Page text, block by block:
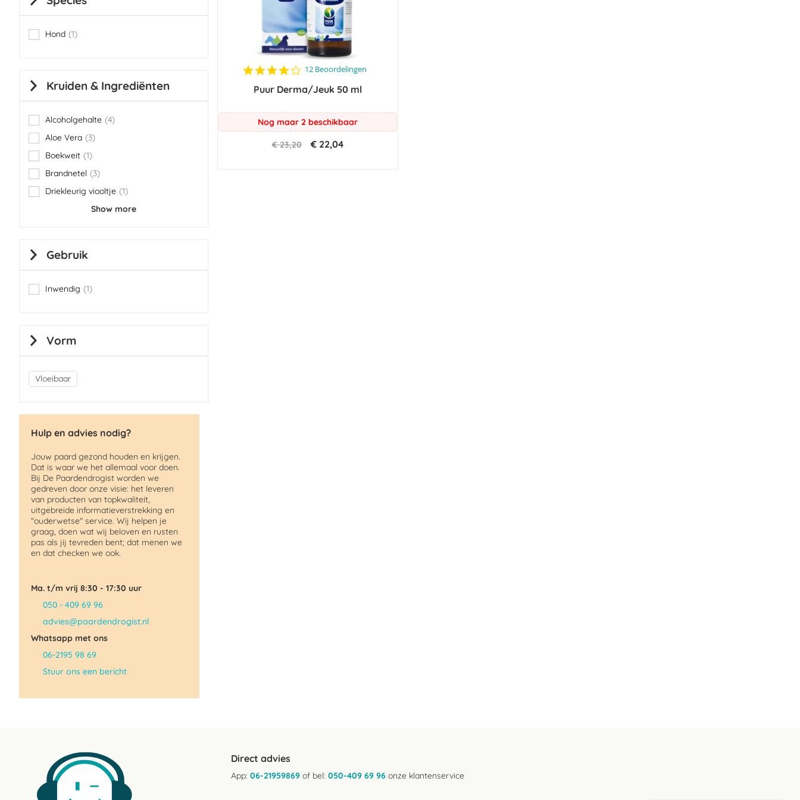
4.2
rating
12 Beoordelingen
Puur Derma/Jeuk 50 ml
Nog maar 2 beschikbaar
€ 23,20 € 22,04
Hond 1
item
Kruiden & Ingrediënten
Alcoholgehalte 4
items
Aloe Vera
3
items
Boekweit 1
item
Brandnetel
3
items
Driekleurig viooltje 1
item
Show more
Gebruik
Inwendig 1
item
Vorm
Vloeibaar
Hulp en advies nodig?
Jouw paard gezond houden en krijgen.
Dat is waar we het allemaal voor doen.
Bij De Paardendrogist worden we
gedreven door onze visie: het leveren
van producten van topkwaliteit,
uitgebreide informatieverstrekking en
"ouderwetse" service. Wij helpen je
graag, doen wat wij beloven en rusten
pas als jij tevreden bent; dat menen we
en dat checken we ook.
Ma. t/m vrij 8:30 - 17:30 uur
050 - 409 69 96
advies@paardendrogist.nl
Whatsapp met ons
06-2195 98 69
Stuur ons een bericht
Direct advies
App: 06-21959869 of bel: 050-409 69 96 onze klantenservice